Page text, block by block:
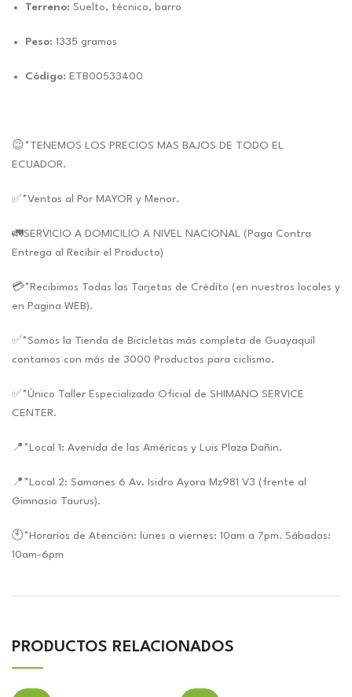
Terreno: Suelto, técnico, barro
Peso: 1335 gramos
Código: ETB00533400
😉*TENEMOS LOS PRECIOS MAS BAJOS DE TODO EL
ECUADOR.
✅*Ventas al Por MAYOR y Menor.
🚛SERVICIO A DOMICILIO A NIVEL NACIONAL (Paga Contra
Entrega al Recibir el Producto)
💳*Recibimos Todas las Tarjetas de Crédito (en nuestros locales y
en Pagina WEB).
✅*Somos la Tienda de Bicicletas más completa de Guayaquil
contamos con más de 3000 Productos para ciclismo.
✅*Único Taller Especializado Oficial de SHIMANO SERVICE
CENTER.
📍*Local 1: Avenida de las Américas y Luis Plaza Dañin.
📍*Local 2: Samanes 6 Av. Isidro Ayora Mz981 V3 (frente al
Gimnasio Taurus).
🕙*Horarios de Atención: lunes a viernes: 10am a 7pm. Sábados:
10am-6pm
PRODUCTOS RELACIONADOS